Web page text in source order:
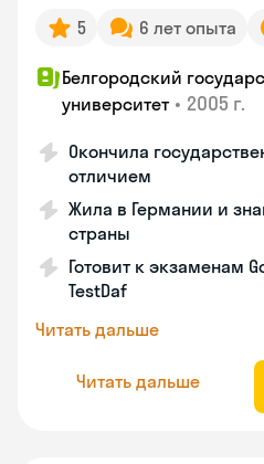
5 6 лет опыта
Белгородский
университет • 2005 г.
Окончила
отличием
Жила в Германии и
страны
Готовит к экзаменам
TestDaf
Читать дальше
Читать дальше